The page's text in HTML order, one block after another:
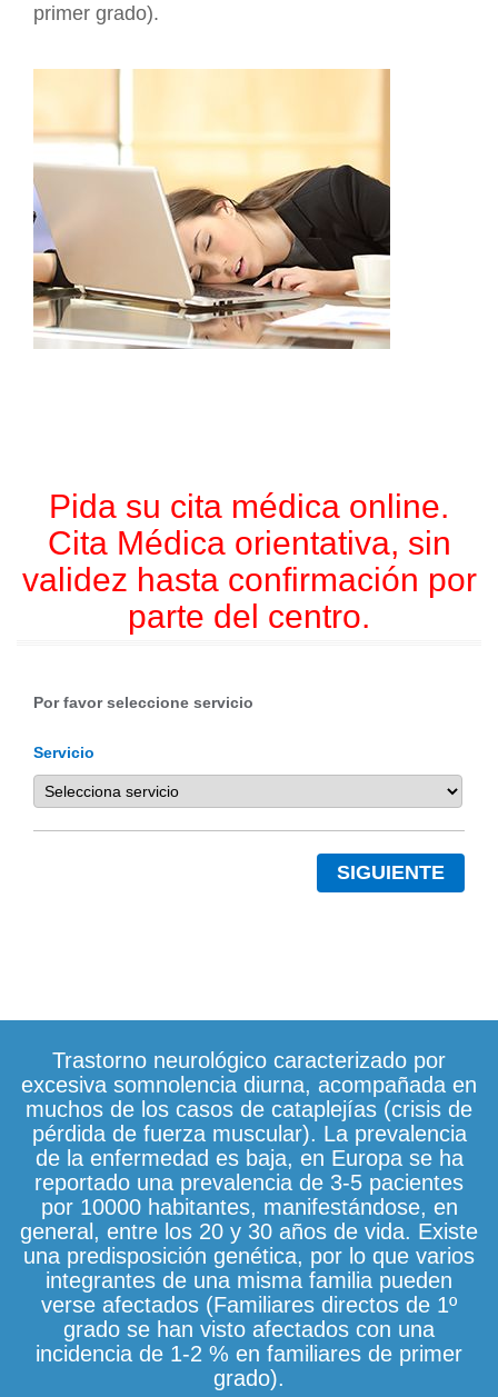
primer grado).
Pida su cita médica online.
Cita Médica orientativa, sin
validez hasta confirmación por
parte del centro.
Por favor seleccione servicio
Servicio
SIGUIENTE
Trastorno neurológico caracterizado por
excesiva somnolencia diurna, acompañada en
muchos de los casos de cataplejías (crisis de
pérdida de fuerza muscular). La prevalencia
de la enfermedad es baja, en Europa se ha
reportado una prevalencia de 3-5 pacientes
por 10000 habitantes, manifestándose, en
general, entre los 20 y 30 años de vida. Existe
una predisposición genética, por lo que varios
integrantes de una misma familia pueden
verse afectados (Familiares directos de 1º
grado se han visto afectados con una
incidencia de 1-2 % en familiares de primer
grado).